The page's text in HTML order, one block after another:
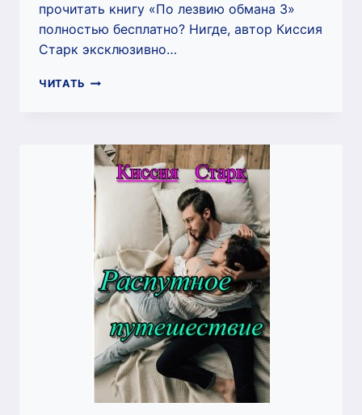
прочитать книгу «По лезвию обмана 3»
полностью бесплатно? Нигде, автор Киссия
Старк эксклюзивно…
ЧИТАТЬ ПО
(КИССИЯ
СТАРК)